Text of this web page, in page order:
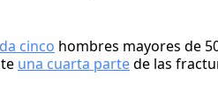
cinco hombres mayores de
una cuarta partede las